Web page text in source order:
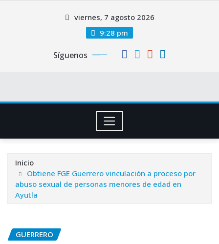
viernes, 7 agosto 2026
9:28 pm
Síguenos
Inicio
Obtiene FGE Guerrero vinculación a proceso por
abuso sexual de personas menores de edad en
Ayutla
GUERRERO